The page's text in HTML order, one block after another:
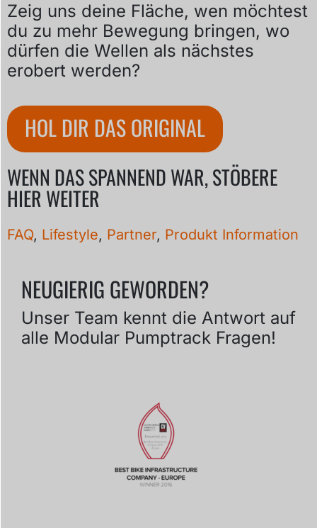
Zeig uns deine Fläche, wen möchtest
du zu mehr Bewegung bringen, wo
dürfen die Wellen als nächstes
erobert werden?
HOL DIR DAS ORIGINAL
WENN DAS SPANNEND WAR, STÖBERE
HIER WEITER
FAQ, Lifestyle, Partner, Produkt Information
NEUGIERIG GEWORDEN?
Unser Team kennt die Antwort auf
alle Modular Pumptrack Fragen!